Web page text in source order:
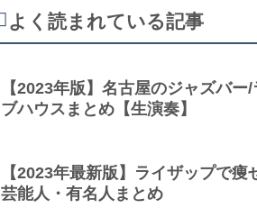
よく読まれている記事
【2023年版】名古屋のジャズバー/
ブハウスまとめ【生演奏】
【2023年最新版】ライザップで痩
芸能人・有名人まとめ